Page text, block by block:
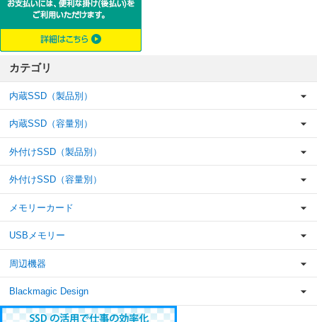
カテゴリ
内蔵SSD（製品別）
内蔵SSD（容量別）
外付けSSD（製品別）
外付けSSD（容量別）
メモリーカード
USBメモリー
周辺機器
Blackmagic Design